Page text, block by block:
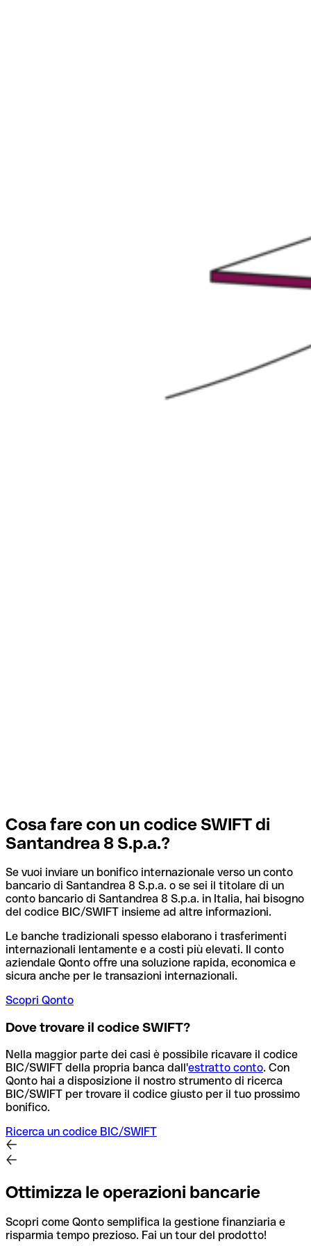
Cosa fare con un codice SWIFT di
Santandrea 8 S.p.a.?
Se vuoi inviare un bonifico internazionale verso un conto
bancario di Santandrea 8 S.p.a. o se sei il titolare di un
conto bancario di Santandrea 8 S.p.a. in Italia, hai bisogno
del codice BIC/SWIFT insieme ad altre informazioni.
Le banche tradizionali spesso elaborano i trasferimenti
internazionali lentamente e a costi più elevati. Il conto
aziendale Qonto offre una soluzione rapida, economica e
sicura anche per le transazioni internazionali.
Scopri Qonto
Dove trovare il codice SWIFT?
Nella maggior parte dei casi è possibile ricavare il codice
BIC/SWIFT della propria banca dall'estratto conto. Con
Qonto hai a disposizione il nostro strumento di ricerca
BIC/SWIFT per trovare il codice giusto per il tuo prossimo
bonifico.
Ricerca un codice BIC/SWIFT
Ottimizza le operazioni bancarie
Scopri come Qonto semplifica la gestione finanziaria e
risparmia tempo prezioso. Fai un tour del prodotto!